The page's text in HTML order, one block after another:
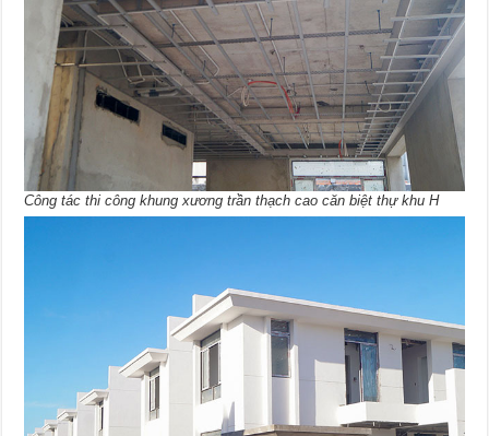
Công tác thi công khung xương trần thạch cao căn biệt thự khu H